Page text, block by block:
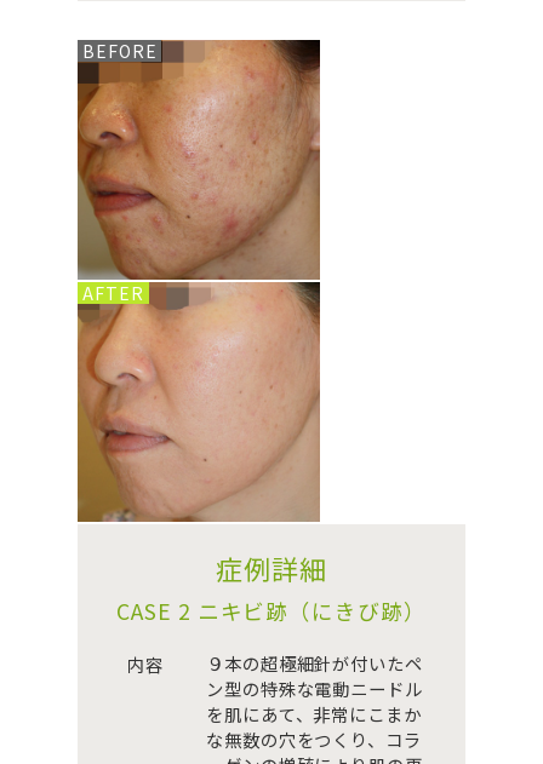
BEFORE
AFTER
症例詳細
CASE 2 ニキビ跡（にきび跡）
内容
９本の超極細針が付いたペ
ン型の特殊な電動ニードル
を肌にあて、非常にこまか
な無数の穴をつくり、コラ